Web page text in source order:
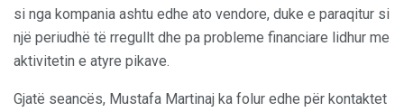
si nga kompania ashtu edhe ato vendore, duke e paraqitur si
një periudhë të rregullt dhe pa probleme financiare lidhur me
aktivitetin e atyre pikave.
Gjatë seancës, Mustafa Martinaj ka folur edhe për kontaktet